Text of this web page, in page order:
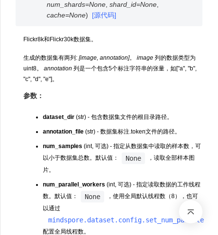
num_shards=None ,shard_id=None
cache=None) [源代码]
Flickr8k和Flickr30k数据集。
生成的数据集有两列: [image, annotation]。 image 列的数据类型为
uint8。 annotation 列是一个包含5个标注字符串的张量，如["a", "b",
"c", "d", "e"]。
参数：
dataset_dir (str) - 包含数据集文件的根目录路径。
annotation_file (str) - 数据集标注.token文件的路径。
num_samples (int, 可选) - 指定从数据集中读取的样本数，可
以小于数据集总数。默认值：
None
，读取全部样本图
片。
num_parallel_workers (int, 可选) - 指定读取数据的工作线程
数。默认值：
None
，使用全局默认线程数（8），也可
以通过
配置全局线程数。